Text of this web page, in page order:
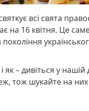
всі свята
на 16 квітня. Це
– дивіться у нашій
тож шукайте на них